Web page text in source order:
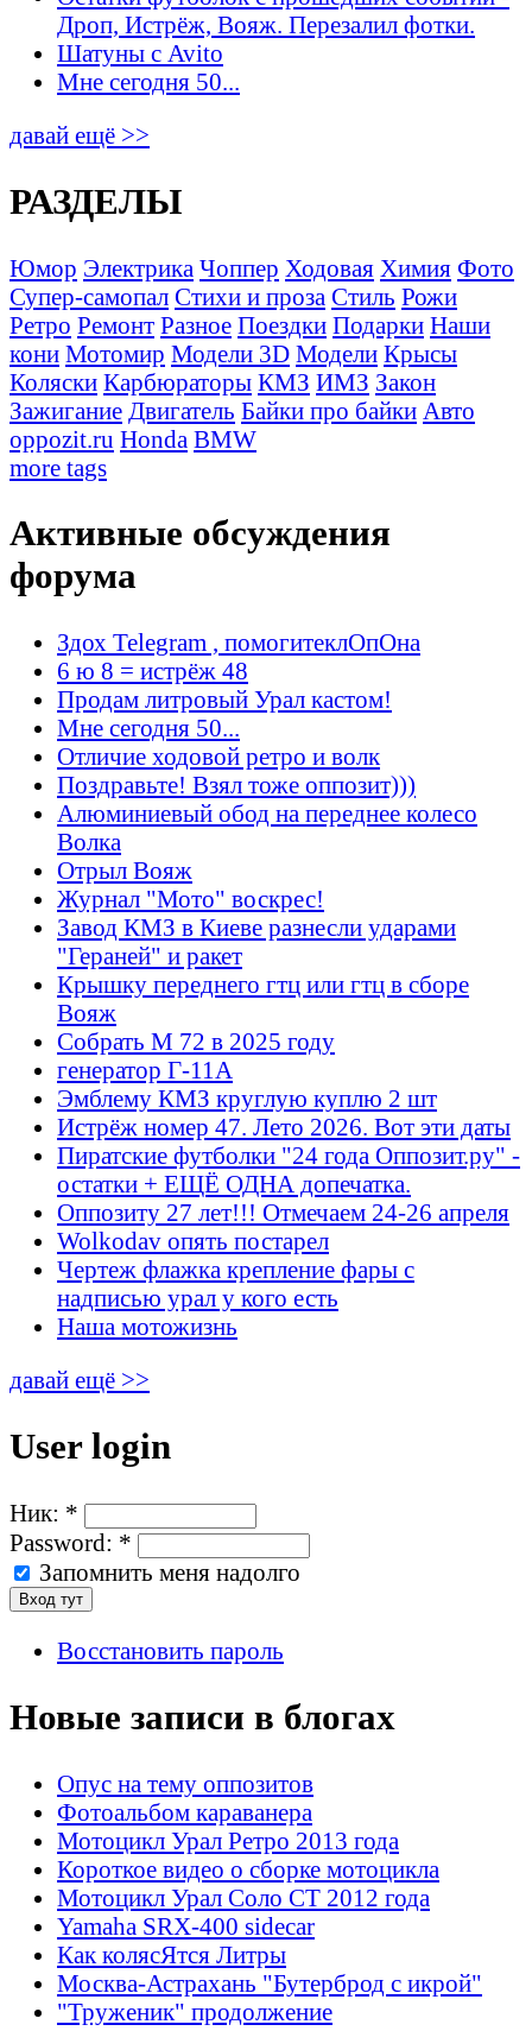
Дроп, Истрёж, Вояж. Перезалил фотки.
Шатуны с Avito
Мне сегодня 50...
давай ещё >>
РАЗДЕЛЫ
Юмор Электрика Чоппер Ходовая Химия Фото
Супер-самопал Стихи и проза Стиль Рожи
Ретро Ремонт Разное Поездки Подарки Наши
кони Мотомир Модели 3D Модели Крысы
Коляски Карбюраторы КМЗ ИМЗ Закон
Зажигание Двигатель Байки про байки Авто
oppozit.ru Honda BMW
more tags
Активные обсуждения
форума
Здох Telegram , помогитеклОпОна
6 ю 8 = истрёж 48
Продам литровый Урал кастом!
Мне сегодня 50...
Отличие ходовой ретро и волк
Поздравьте! Взял тоже оппозит)))
Алюминиевый обод на переднее колесо
Волка
Отрыл Вояж
Журнал "Мото" воскрес!
Завод КМЗ в Киеве разнесли ударами
"Гераней" и ракет
Крышку переднего гтц или гтц в сборе
Вояж
Собрать М 72 в 2025 году
генератор Г-11А
Эмблему КМЗ круглую куплю 2 шт
Истрёж номер 47. Лето 2026. Вот эти даты
Пиратские футболки "24 года Оппозит.ру" -
остатки + ЕЩЁ ОДНА допечатка.
Оппозиту 27 лет!!! Отмечаем 24-26 апреля
Wolkodav опять постарел
Чертеж флажка крепление фары с
надписью урал у кого есть
Наша мотожизнь
давай ещё >>
User login
Ник: *
Password: *
Запомнить меня надолго
Восстановить пароль
Новые записи в блогах
Опус на тему оппозитов
Фотоальбом караванера
Мотоцикл Урал Ретро 2013 года
Короткое видео о сборке мотоцикла
Мотоцикл Урал Соло СТ 2012 года
Yamaha SRX-400 sidecar
Как колясЯтся Литры
Москва-Астрахань "Бутерброд с икрой"
"Труженик" продолжение